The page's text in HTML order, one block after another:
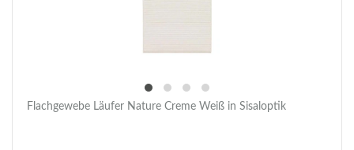
Flachgewebe Läufer Nature Creme Weiß in Sisaloptik